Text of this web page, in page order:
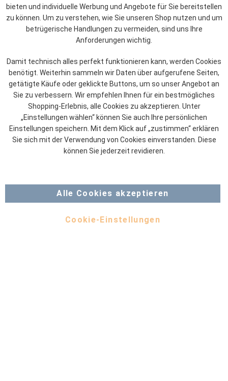
bieten und individuelle Werbung und Angebote für Sie bereitstellen
zu können. Um zu verstehen, wie Sie unseren Shop nutzen und um
betrügerische Handlungen zu vermeiden, sind uns Ihre
Anforderungen wichtig.
Damit technisch alles perfekt funktionieren kann, werden Cookies
benötigt. Weiterhin sammeln wir Daten über aufgerufene Seiten,
getätigte Käufe oder geklickte Buttons, um so unser Angebot an
Sie zu verbessern. Wir empfehlen Ihnen für ein bestmögliches
Shopping-Erlebnis, alle Cookies zu akzeptieren. Unter
„Einstellungen wählen“ können Sie auch Ihre persönlichen
Einstellungen speichern. Mit dem Klick auf „zustimmen“ erklären
Sie sich mit der Verwendung von Cookies einverstanden. Diese
können Sie jederzeit revidieren.
Alle Cookies akzeptieren
Cookie-Einstellungen